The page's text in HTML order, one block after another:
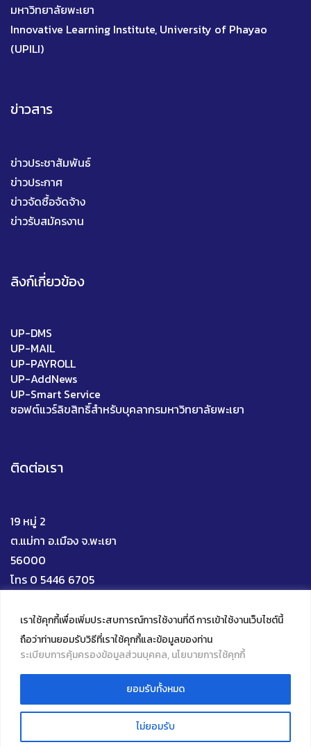
เราใช้คุกกี้เพื่อเพิ่มประสบการณ์การใช้งานที่ดี การเข้าใช้งานเว็บไซต์นี้
ถือว่าท่านยอมรับวิธีที่เราใช้คุกกี้และข้อมูลของท่าน
ระเบียบการคุ้มครองข้อมูลส่วนบุคคล, นโยบายการใช้คุกกี้
ไม่ยอมรับ
ยอมรับทั้งหมด
มหาวิทยาลัยพะเยา
Innovative Learning Institute, University of Phayao
(UPILI)
ข่าวสาร
ข่าวประชาสัมพันธ์
ข่าวประกาศ
ข่าวจัดซื้อจัดจ้าง
ข่าวรับสมัครงาน
ลิงก์เกี่ยวข้อง
UP-DMS
UP-MAIL
UP-PAYROLL
UP-AddNews
UP-Smart Service
ซอฟต์แวร์ลิขสิทธิ์สำหรับบุคลากรมหาวิทยาลัยพะเยา
ติดต่อเรา
19 หมู่ 2
ต.แม่กา อ.เมือง จ.พะเยา
56000
โทร 0 5446 6705
Facebook
YouTube
Instagram
TikTok
© 2022 Innovative Learning Institute, University of
Phayao
Live Chat